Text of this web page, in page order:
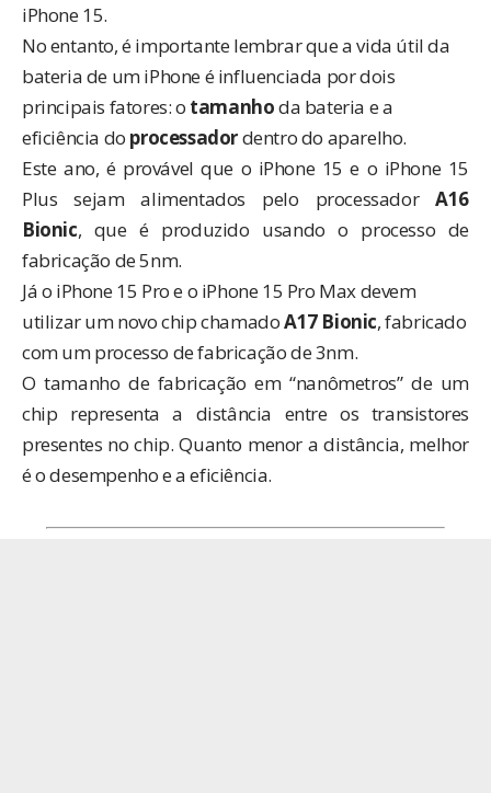
iPhone 15.
No entanto, é importante lembrar que a vida útil da
bateria de um iPhone é influenciada por dois
principais fatores: o tamanhoda bateria e a
eficiência do processadordentro do aparelho.
Este ano, é provável que o iPhone 15 e o iPhone 15
Plus sejam alimentados pelo processadorA16
Bionic, que é produzido usando o processo de
fabricação de 5nm.
Já o iPhone 15 Pro e o iPhone 15 Pro Max devem
utilizar um novo chip chamadoA17 Bionic, fabricado
com um processo de fabricação de 3nm.
O tamanho de fabricação em “nanômetros” de um
chip representa a distância entre os transistores
presentes no chip. Quanto menor a distância, melhor
é o desempenho e a eficiência.